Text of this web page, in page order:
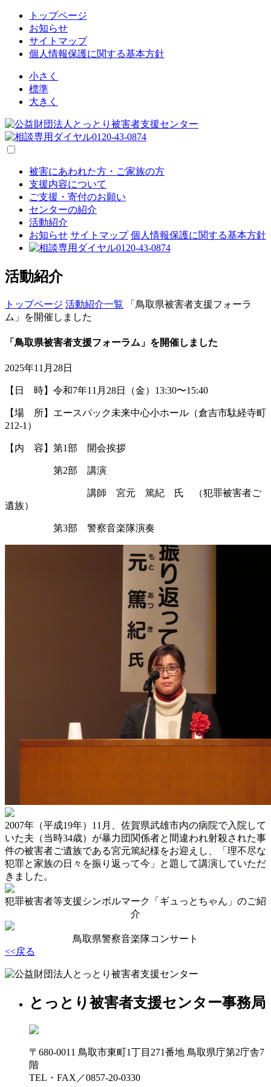
トップページ
お知らせ
サイトマップ
個人情報保護に関する基本方針
小さく
標準
大きく
被害にあわれた方・ご家族の方
支援内容について
ご支援・寄付のお願い
センターの紹介
活動紹介
お知らせ サイトマップ 個人情報保護に関する基本方針
活動紹介
トップページ 活動紹介一覧 「鳥取県被害者支援フォーラ
ム」を開催しました
「鳥取県被害者支援フォーラム」を開催しました
2025年11月28日
【日 時】令和7年11 月 28日（金） 13:30〜15:40
【場 所】エースパック未来中心小ホール（倉吉市駄経寺町
212-1 ）
【内 容】第1部 開会挨拶
第2部 講演
講師 宮元 篤紀 氏 （犯罪被害者ご
遺族）
第3部 警察音楽隊演奏
2007年（平成19年）11月、佐賀県武雄市内の病院で入院して
いた夫（当時34歳）が暴力団関係者と間違われ射殺された事
件の被害者ご遺族である宮元篤紀様をお迎えし、「理不尽な
犯罪と家族の日々を振り返って今」と題して講演していただ
きました。
犯罪被害者等支援シンボルマーク「ギュっとちゃん」のご紹
介
鳥取県警察音楽隊コンサート
<<戻る
とっとり被害者支援センター事務局
〒680-0011 鳥取市東町1丁目271番地 鳥取県庁第2庁舎7
階
TEL・FAX／0857-20-0330